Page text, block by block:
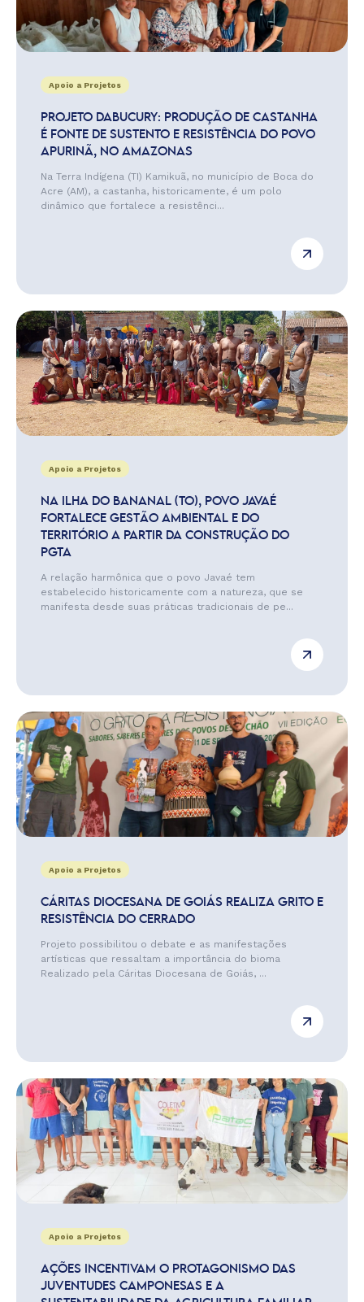
Apoio a Projetos
PROJETO DABUCURY: PRODUÇÃO DE CASTANHA
É FONTE DE SUSTENTO E RESISTÊNCIA DO POVO
APURINÃ, NO AMAZONAS
Na Terra Indígena (TI) Kamikuã, no município de Boca do
Acre (AM), a castanha, historicamente, é um polo
dinâmico que fortalece a resistênci...
Apoio a Projetos
NA ILHA DO BANANAL (TO), POVO JAVAÉ
FORTALECE GESTÃO AMBIENTAL E DO
TERRITÓRIO A PARTIR DA CONSTRUÇÃO DO
PGTA
A relação harmônica que o povo Javaé tem
estabelecido historicamente com a natureza, que se
manifesta desde suas práticas tradicionais de pe...
Apoio a Projetos
CÁRITAS DIOCESANA DE GOIÁS REALIZA GRITO E
RESISTÊNCIA DO CERRADO
Projeto possibilitou o debate e as manifestações
artísticas que ressaltam a importância do bioma
Realizado pela Cáritas Diocesana de Goiás, ...
Apoio a Projetos
AÇÕES INCENTIVAM O PROTAGONISMO DAS
JUVENTUDES CAMPONESAS E A